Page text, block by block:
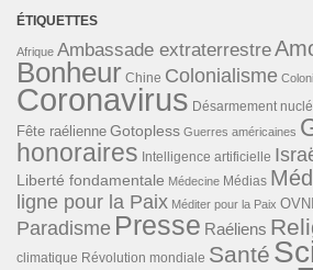
ÉTIQUETTES
Afrique Ambassade extraterrestre
Bonheur Chine Colonialisme
Coronavirus Désarmement
Fête raélienne Gotopless Guerres américaines
honoraires Intelligence artificielle
Liberté fondamentale Médecine Médias
ligne pour la Paix Méditer pour la Paix OVNI
Paradisme Presse Raéliens
climatique Révolution mondiale Santé